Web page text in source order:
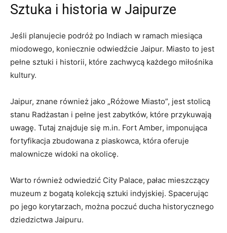
Sztuka i historia w Jaipurze
Jeśli planujecie podróż po Indiach w ramach⁢ miesiąca⁤
miodowego, koniecznie odwiedźcie Jaipur. Miasto to jest ​
pełne sztuki i historii, które zachwycą każdego miłośnika
kultury.
Jaipur, znane również jako „Różowe Miasto”, jest stolicą
stanu‌ Radżastan i pełne jest zabytków, które przykuwają
uwagę.‍ Tutaj ⁤znajduje się m.in. Fort Amber, imponująca
fortyfikacja zbudowana z piaskowca, która oferuje
malownicze widoki na okolicę.
Warto również odwiedzić City Palace, pałac​ mieszczący
muzeum z ⁤bogatą kolekcją sztuki indyjskiej. Spacerując ​
po jego korytarzach, można poczuć ducha historycznego
dziedzictwa Jaipuru.